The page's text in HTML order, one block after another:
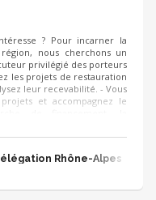
? Pour incarner la
nous cherchons un
privilégié des porteurs
les projets de restauration
leur recevabilité. - Vous
et accompagnez le
jusqu'à la clôture du
des adhésions et des
etc.) pour pérenniser
Rhône-Alpes